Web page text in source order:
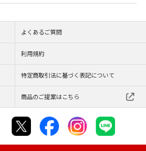
よくあるご質問
利用規約
特定商取引法に基づく表記について
商品のご提案はこちら